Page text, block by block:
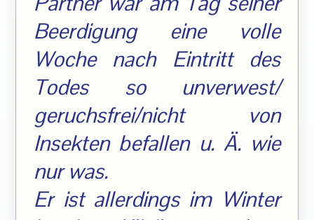
Beerdigung eine volle
Woche nach Eintritt des
Todes so unverwest/
geruchsfrei/nicht von
Insekten befallen u. Ä. wie
nur was.
Er ist allerdings im Winter